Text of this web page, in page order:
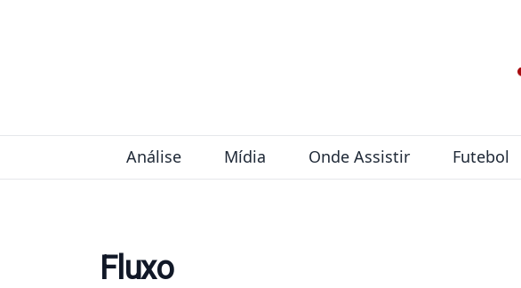
Análise Mídia Onde Assistir Futebol
Fluxo